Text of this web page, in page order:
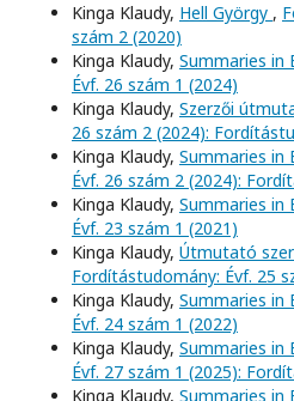
Kinga Klaudy, Hell György ,
szám 2 (2020)
Kinga Klaudy, Summaries in
Évf. 26 szám 1 (2024)
Kinga Klaudy, Szerzői
26 szám 2 (2024):
Kinga Klaudy, Summaries in
Évf. 26 szám 2 (2024):
Kinga Klaudy, Summaries in
Évf. 23 szám 1 (2021)
Kinga Klaudy, Útmutató
Fordítástudomány: Évf. 25
Kinga Klaudy, Summaries in
Évf. 24 szám 1 (2022)
Kinga Klaudy, Summaries in
Évf. 27 szám 1 (2025):
Kinga Klaudy, Summaries in